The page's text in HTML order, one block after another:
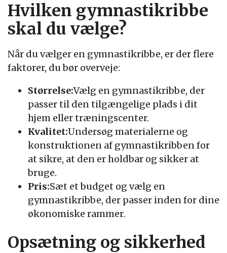
Hvilken gymnastikribbe
skal du vælge?
Når du vælger en gymnastikribbe, er der flere
faktorer, du bør overveje:
Størrelse:Vælg en gymnastikribbe, der
passer til den tilgængelige plads i dit
hjem eller træningscenter.
Kvalitet:Undersøg materialerne og
konstruktionen af gymnastikribben for
at sikre, at den er holdbar og sikker at
bruge.
Pris:Sæt et budget og vælg en
gymnastikribbe, der passer inden for dine
økonomiske rammer.
Opsætning og sikkerhed